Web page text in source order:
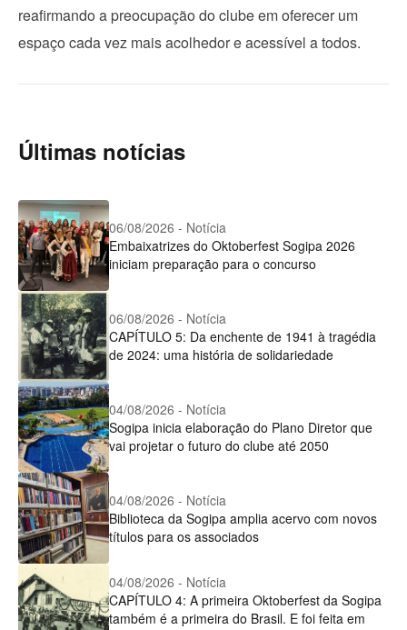
reafirmando a preocupação do clube em oferecer um
espaço cada vez mais acolhedor e acessível a todos.
Últimas notícias
06/08/2026 - Notícia
Embaixatrizes do Oktoberfest Sogipa 2026
iniciam preparação para o concurso
06/08/2026 - Notícia
CAPÍTULO 5: Da enchente de 1941 à tragédia
de 2024: uma história de solidariedade
04/08/2026 - Notícia
Sogipa inicia elaboração do Plano Diretor que
vai projetar o futuro do clube até 2050
04/08/2026 - Notícia
Biblioteca da Sogipa amplia acervo com novos
títulos para os associados
04/08/2026 - Notícia
CAPÍTULO 4: A primeira Oktoberfest da Sogipa
também é a primeira do Brasil. E foi feita em